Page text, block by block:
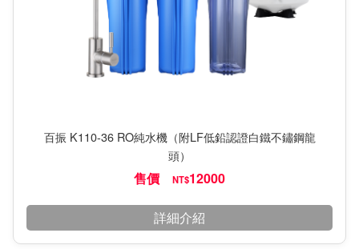
百振 K110-36 RO純水機（附LF低鉛認證白鐵不鏽鋼龍
頭）
售價 NT$12000
詳細介紹